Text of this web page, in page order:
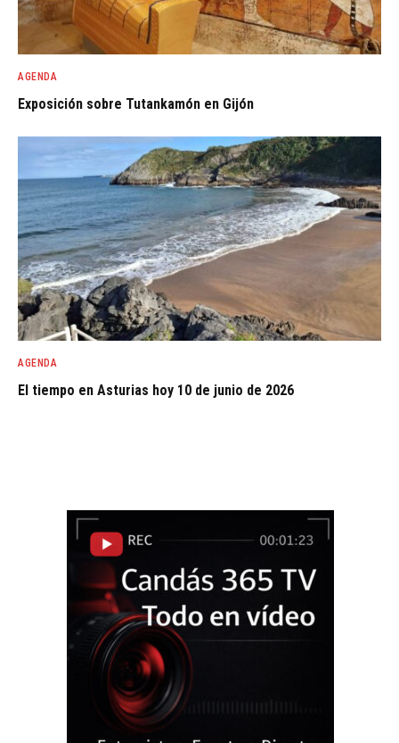
AGENDA
Exposición sobre Tutankamón en Gijón
AGENDA
El tiempo en Asturias hoy 10 de junio de 2026